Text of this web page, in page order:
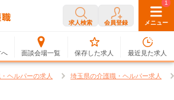
求人検索 会員登録 メニュー
へ 面談会場一覧
0
保存した求人
1
最近見た求人
ヘルパーの求人 埼玉県の介護職・ヘルパー求人